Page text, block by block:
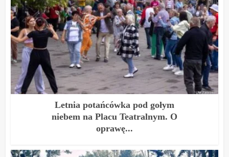
Letnia potańcówka pod gołym
niebem na Placu Teatralnym. O
oprawę...